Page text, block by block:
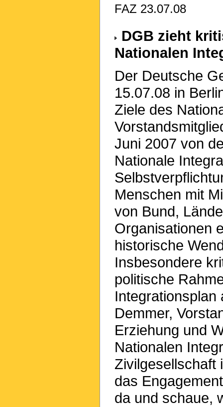
FAZ 23.07.08
DGB zieht
Nationalen
Der Deutsche
15.07.08 in
Ziele des
Juni 2007 von
Nationale
Menschen mit
von Bund,
Organisationen
historische
Insbesondere
politische
Integrationsplan
Demmer,
Erziehung und
Nationalen
Zivilgesellschaft
das
da und schaue,